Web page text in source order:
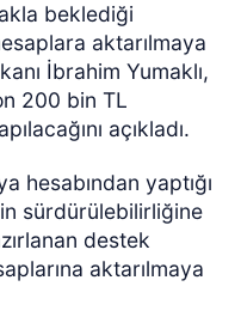
beklediği
aktarılmaya
İbrahim Yumaklı,
200 bin TL
açıkladı.
hesabından yaptığı
sürdürülebilirliğine
destek
aktarılmaya